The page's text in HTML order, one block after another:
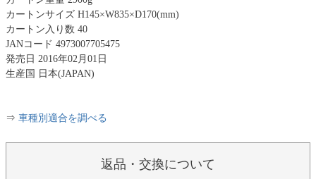
カートンサイズ H145×W835×D170(mm)
カートン入り数 40
JANコード 4973007705475
発売日 2016年02月01日
生産国 日本(JAPAN)
⇒ 車種別適合を調べる
返品・交換について